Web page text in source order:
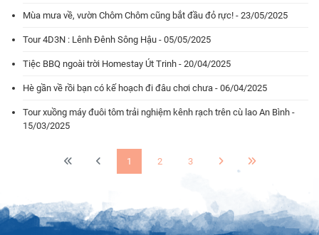
Mùa mưa về, vườn Chôm Chôm cũng bắt đầu đỏ rực! - 23/05/2025
Tour 4D3N : Lênh Đênh Sông Hậu - 05/05/2025
Tiệc BBQ ngoài trời Homestay Út Trinh - 20/04/2025
Hè gần về rồi bạn có kế hoạch đi đâu chơi chưa - 06/04/2025
Tour xuồng máy đuôi tôm trải nghiệm kênh rạch trên cù lao An Bình -
15/03/2025
1 2 3